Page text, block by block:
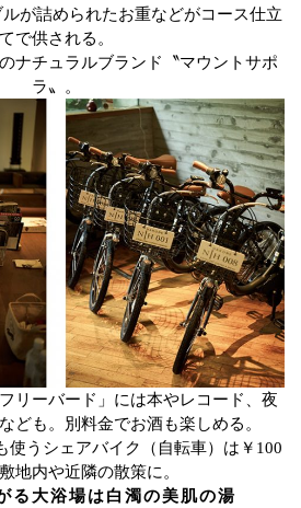
が詰められたお重などがコース仕立
てで供される。
ナチュラルブランド〝マウントサポ
ラ〟。
リーバード」には本やレコード、夜
ども。別料金でお酒も楽しめる。
使うシェアバイク（自転車）は￥100
地内や近隣の散策に。
る大浴場は白濁の美肌の湯